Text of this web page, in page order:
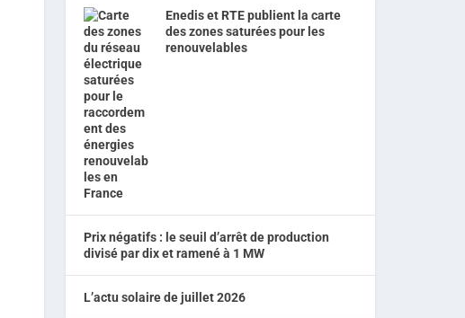
Enedis et RTE publient la carte
des zones saturées pour les
renouvelables
Prix négatifs : le seuil d’arrêt de production
divisé par dix et ramené à 1 MW
L’actu solaire de juillet 2026